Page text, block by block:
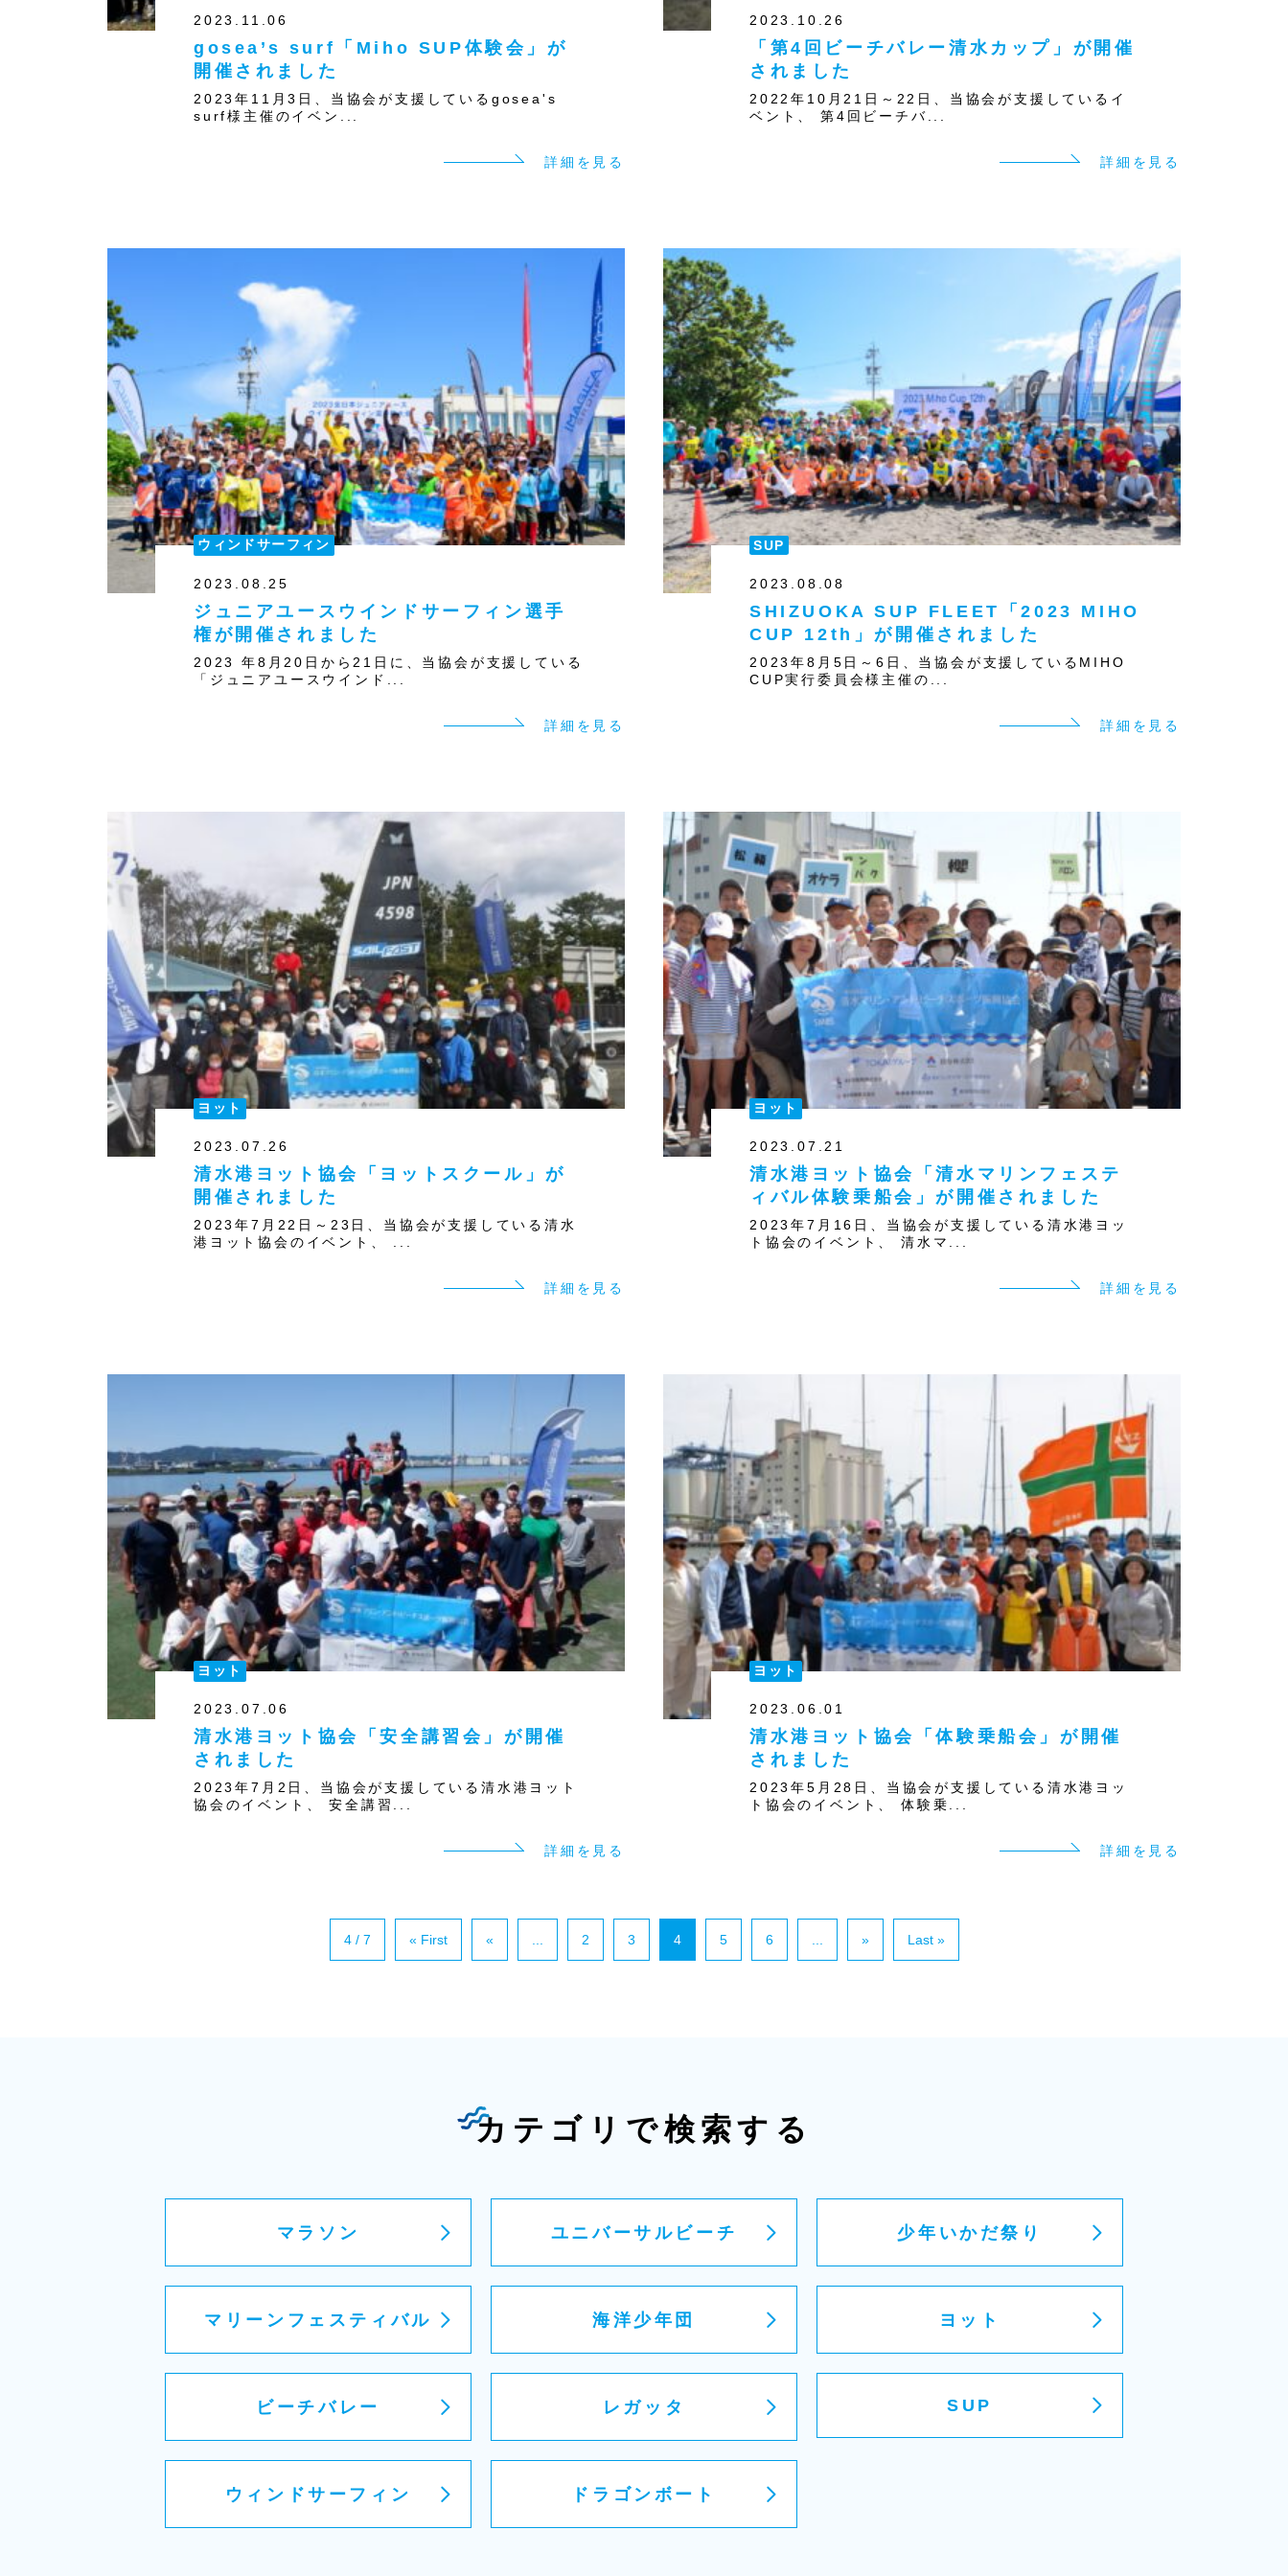
2023.11.06
gosea’s surf「Miho SUP体験会」が
開催されました
2023年11月3日、当協会が支援しているgosea's
surf様主催のイベン...
詳細を見る
2023.10.26
「第4回ビーチバレー清水カップ」が開催
されました
2022年10月21日～22日、当協会が支援しているイ
ベント、 第4回ビーチバ...
詳細を見る
ウィンドサーフィン
2023.08.25
ジュニアユースウインドサーフィン選手
権が開催されました
2023 年8月20日から21日に、当協会が支援している
「ジュニアユースウインド...
詳細を見る
SUP
2023.08.08
SHIZUOKA SUP FLEET「2023 MIHO
CUP 12th」が開催されました
2023年8月5日～6日、当協会が支援しているMIHO
CUP実行委員会様主催の...
詳細を見る
ヨット
2023.07.26
清水港ヨット協会「ヨットスクール」が
開催されました
2023年7月22日～23日、当協会が支援している清水
港ヨット協会のイベント、 ...
詳細を見る
ヨット
2023.07.21
清水港ヨット協会「清水マリンフェステ
ィバル体験乗船会」が開催されました
2023年7月16日、当協会が支援している清水港ヨッ
ト協会のイベント、 清水マ...
詳細を見る
ヨット
2023.07.06
清水港ヨット協会「安全講習会」が開催
されました
2023年7月2日、当協会が支援している清水港ヨット
協会のイベント、 安全講習...
詳細を見る
ヨット
2023.06.01
清水港ヨット協会「体験乗船会」が開催
されました
2023年5月28日、当協会が支援している清水港ヨッ
ト協会のイベント、 体験乗...
詳細を見る
4 / 7 « First « 2 3 4 5 6 » Last »
カテゴリで検索する
マラソン ユニバーサルビーチ 少年いかだ祭り
マリーンフェスティバル 海洋少年団 ヨット
ビーチバレー レガッタ SUP
ウィンドサーフィン ドラゴンボート